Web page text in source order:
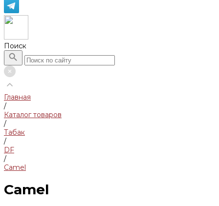
Поиск
Главная
/
Каталог товаров
/
Табак
/
DF
/
Camel
Camel